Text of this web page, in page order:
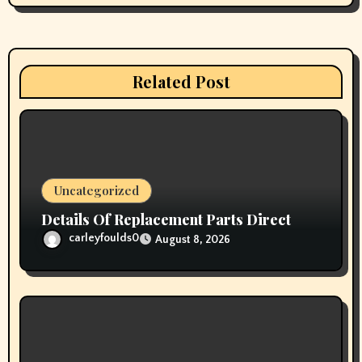
a
t
o
Related Post
Uncategorized
Details Of Replacement Parts Direct
carleyfoulds0 August 8, 2026